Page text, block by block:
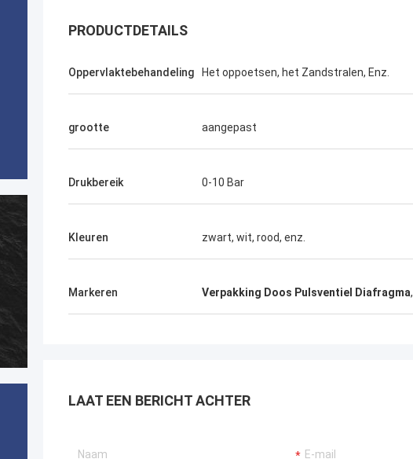
Linda.M
Sinds de samenwerking met Hongum in
apparatuur.
PRODUCTDETAILS
Oppervlaktebehandeling Het oppoetsen, het Zandstralen, Enz.
grootte aangepast
Drukbereik 0-10 Bar
Kleuren zwart, wit, rood, enz.
Markeren Verpakking Doos Pulsventiel Diafragma,
LAAT EEN BERICHT ACHTER